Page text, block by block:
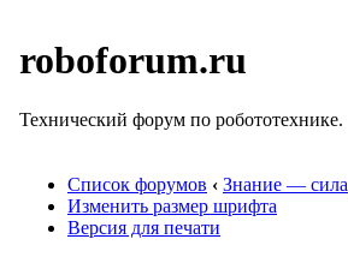
roboforum.ru
Технический форум по робототехнике.
Список форумов ‹ Знание — сила
Изменить размер шрифта
Версия для печати